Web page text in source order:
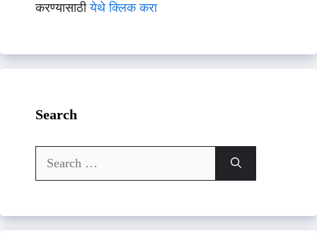
करण्यासाठीयेथे क्लिक करा
Search
Search
for: